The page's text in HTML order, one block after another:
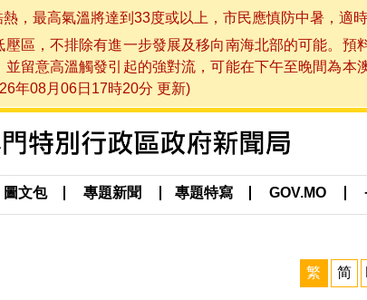
，最高氣溫將達到33度或以上，市民應慎防中暑，適
區，不排除有進一步發展及移向南海北部的可能。
留意高溫觸發引起的強對流，可能在下午至晚間為本
年08月06日17時20分 更新)
圖文包 專題新聞 專題特寫 GOV.MO
繁 简